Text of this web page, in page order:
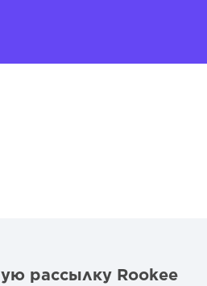
рассылку Rookee